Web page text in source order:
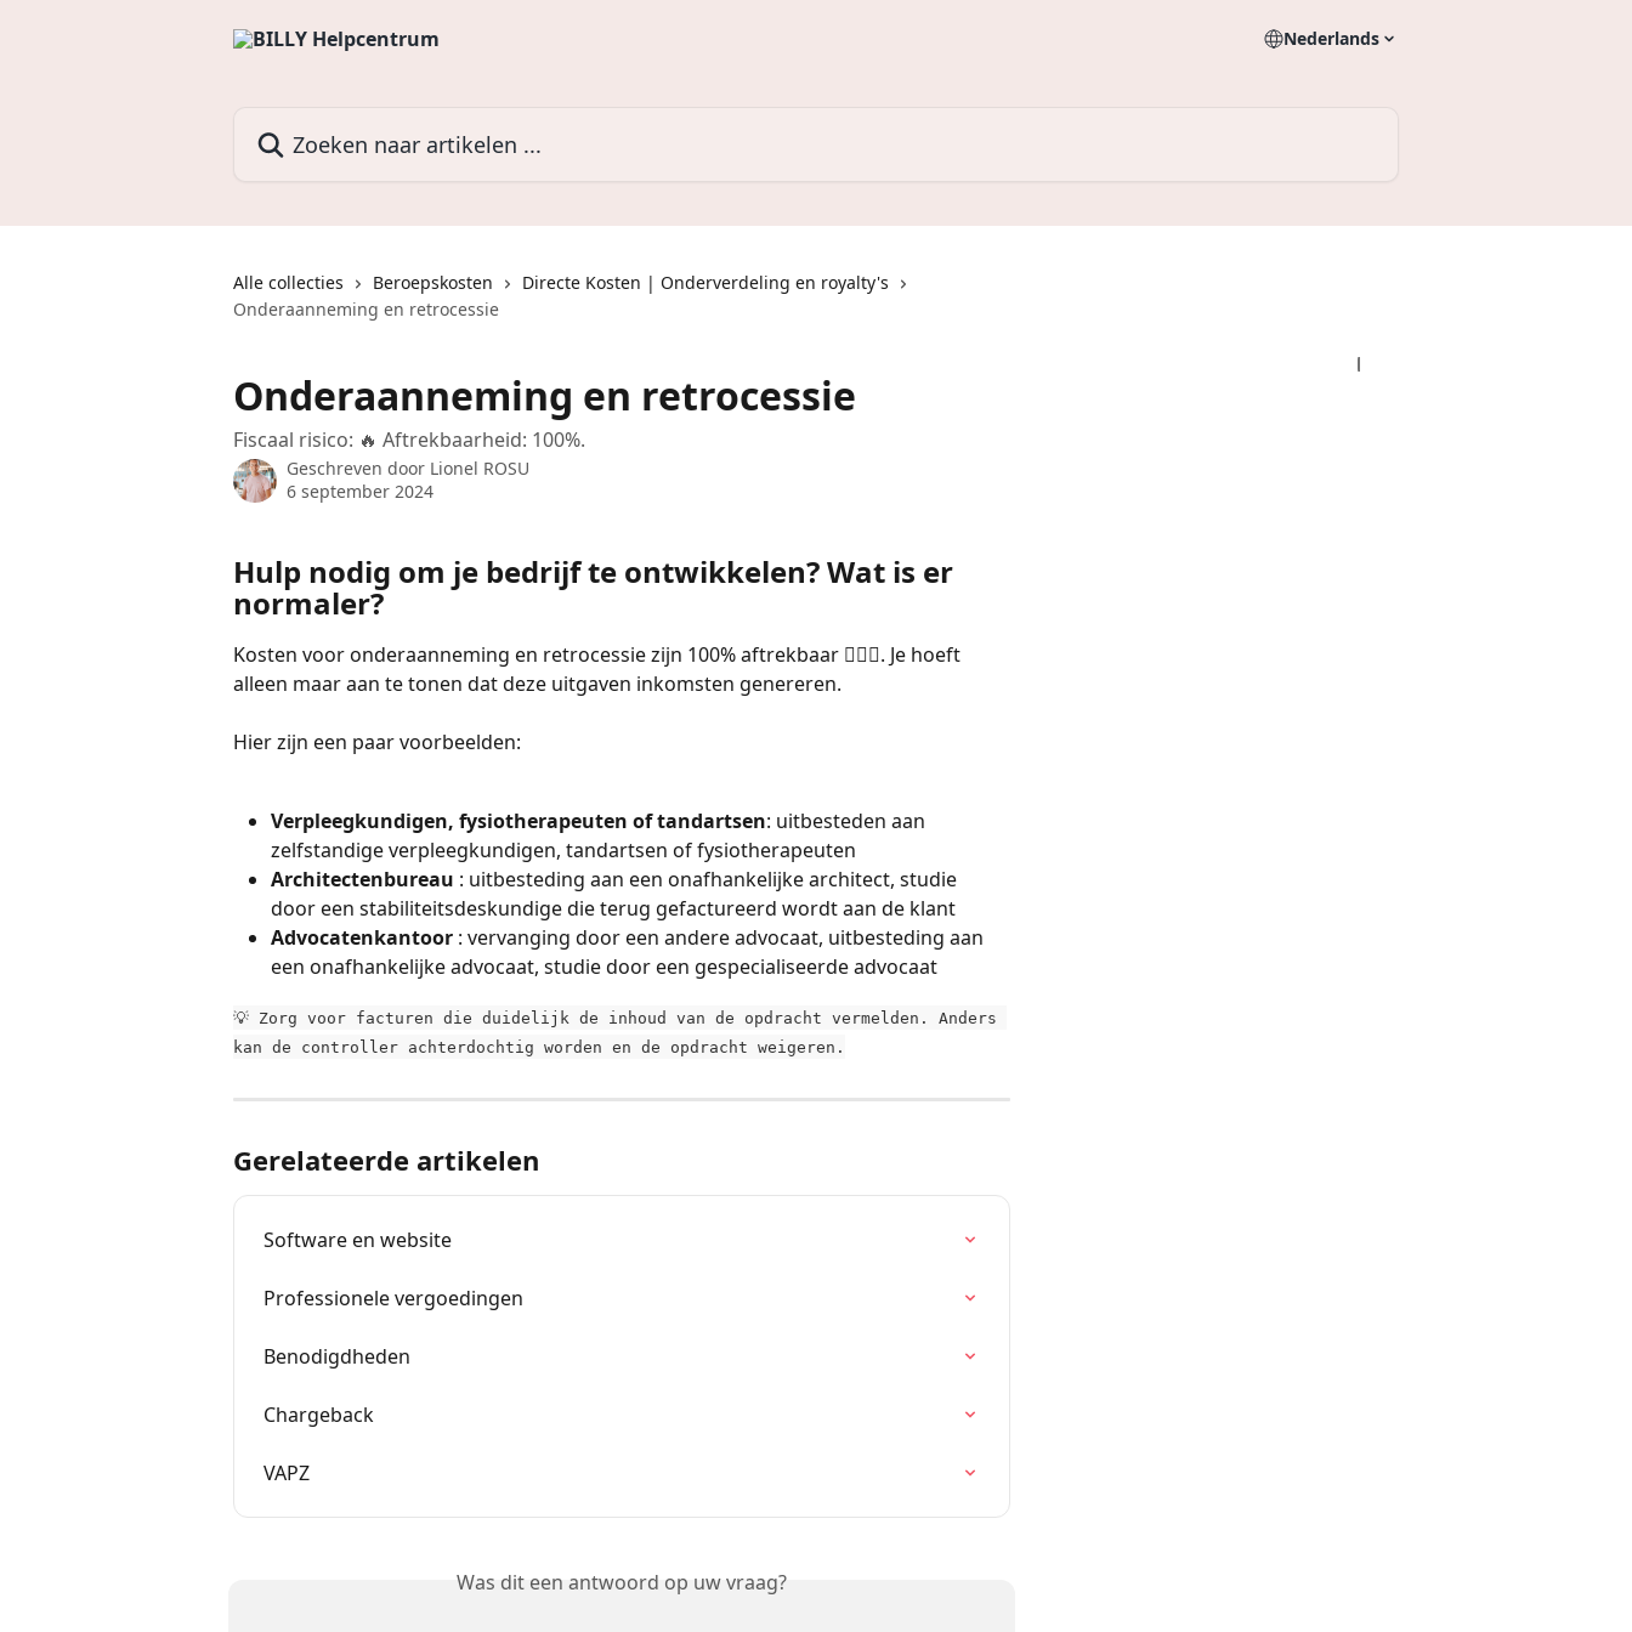
Nederlands
Alle collecties Beroepskosten
Directe Kosten | Onderverdeling en royalty's
Onderaanneming en retrocessie
Onderaanneming en retrocessie
Fiscaal risico: 🔥 Aftrekbaarheid: 100%.
Geschreven door Lionel ROSU
6 september 2024
Hulp nodig om je bedrijf te ontwikkelen? Wat is er
normaler?
Kosten voor onderaanneming en retrocessie zijn 100% aftrekbaar 👩🏻‍⚕️. Je hoeft
alleen maar aan te tonen dat deze uitgaven inkomsten genereren.
Hier zijn een paar voorbeelden:
Verpleegkundigen, fysiotherapeuten of tandartsen: uitbesteden aan
zelfstandige verpleegkundigen, tandartsen of fysiotherapeuten
Architectenbureau : uitbesteding aan een onafhankelijke architect, studie
door een stabiliteitsdeskundige die terug gefactureerd wordt aan de klant
Advocatenkantoor : vervanging door een andere advocaat, uitbesteding aan
een onafhankelijke advocaat, studie door een gespecialiseerde advocaat
💡 Zorg voor facturen die duidelijk de inhoud van de opdracht vermelden. Anders
kan de controller achterdochtig worden en de opdracht weigeren.
Gerelateerde artikelen
Software en website
Professionele vergoedingen
Benodigdheden
Chargeback
VAPZ
Was dit een antwoord op uw vraag?